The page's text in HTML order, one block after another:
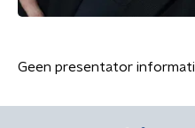
Geen presentator